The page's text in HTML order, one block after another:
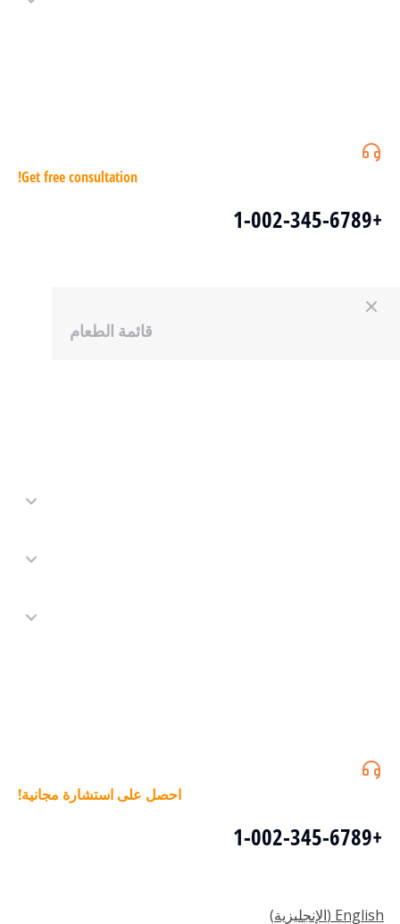
Get free consultation!
+1-002-345-6789
قائمة الطعام
احصل على استشارة مجانية!
+1-002-345-6789
English
(الإنجليزية)